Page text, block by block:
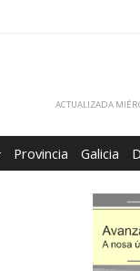
ACTUALIZADA
Provincia Galicia